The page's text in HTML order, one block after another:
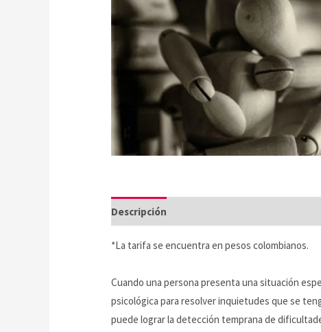
Descripción
*La tarifa se encuentra en pesos colombianos.
Cuando una persona presenta una situación
psicológica para resolver inquietudes que se
puede lograr la detección temprana de